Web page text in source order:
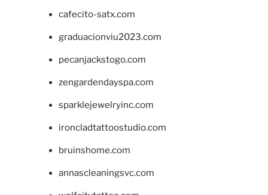
cafecito-satx.com
graduacionviu2023.com
pecanjackstogo.com
zengardendayspa.com
sparklejewelryinc.com
ironcladtattoostudio.com
bruinshome.com
annascleaningsvc.com